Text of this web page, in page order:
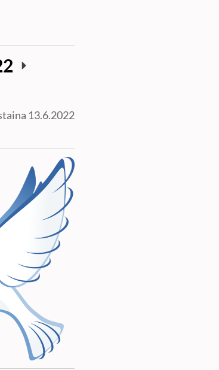
13.6.2022